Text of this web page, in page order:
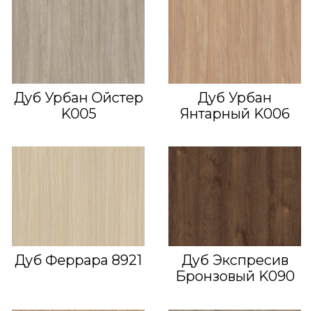
Дуб Урбан Ойстер
K005
Дуб Урбан
Янтарный K006
Дуб Феррара 8921
Дуб Экспресив
Бронзовый K090